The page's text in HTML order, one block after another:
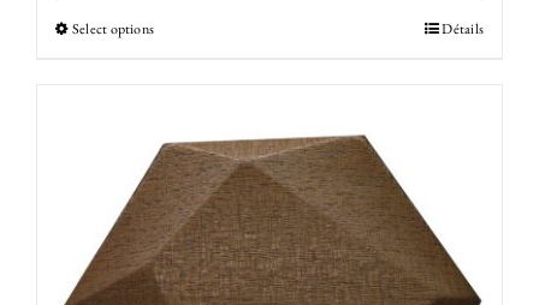
Select options Détails